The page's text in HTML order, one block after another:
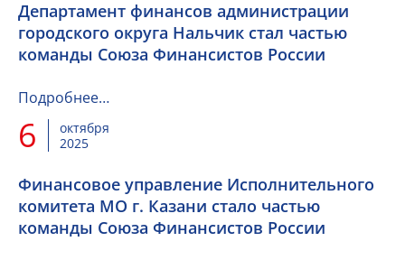
Департамент финансов администрации
городского округа Нальчик стал частью
команды Союза Финансистов России
Подробнее…
6
октября
2025
Финансовое управление Исполнительного
комитета МО г. Казани стало частью
команды Союза Финансистов России